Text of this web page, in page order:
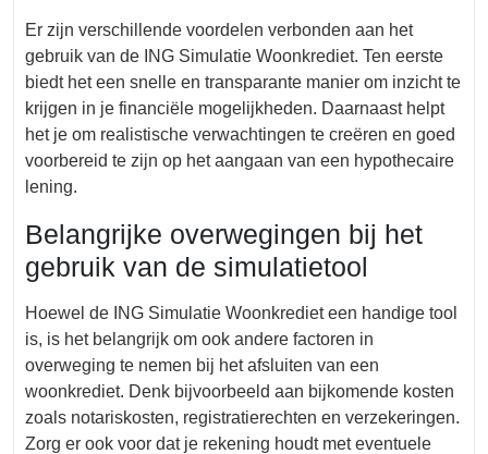
Er zijn verschillende voordelen verbonden aan het
gebruik van de ING Simulatie Woonkrediet. Ten eerste
biedt het een snelle en transparante manier om inzicht te
krijgen in je financiële mogelijkheden. Daarnaast helpt
het je om realistische verwachtingen te creëren en goed
voorbereid te zijn op het aangaan van een hypothecaire
lening.
Belangrijke overwegingen bij het
gebruik van de simulatietool
Hoewel de ING Simulatie Woonkrediet een handige tool
is, is het belangrijk om ook andere factoren in
overweging te nemen bij het afsluiten van een
woonkrediet. Denk bijvoorbeeld aan bijkomende kosten
zoals notariskosten, registratierechten en verzekeringen.
Zorg er ook voor dat je rekening houdt met eventuele